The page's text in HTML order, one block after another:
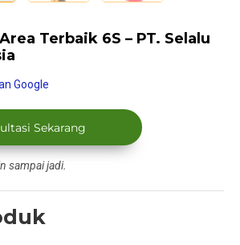
Terbaik 6S – PT. Selalu
Google
Sekarang
sampai jadi.